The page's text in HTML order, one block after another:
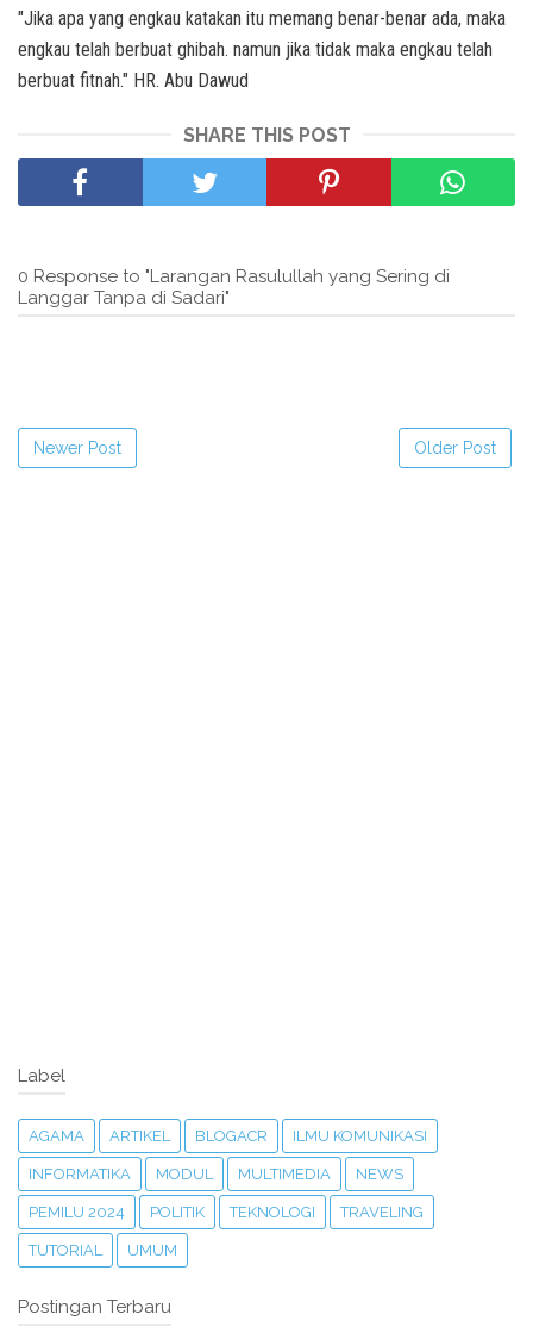
"Jika apa yang engkau katakan itu memang benar-benar ada, maka
engkau telah berbuat ghibah. namun jika tidak maka engkau telah
berbuat fitnah." HR. Abu Dawud
SHARE THIS POST
0 Response to "Larangan Rasulullah yang Sering di
Langgar Tanpa di Sadari"
Newer Post Older Post
Label
AGAMA ARTIKEL BLOGACR ILMU KOMUNIKASI
INFORMATIKA MODUL MULTIMEDIA NEWS
PEMILU 2024 POLITIK TEKNOLOGI TRAVELING
TUTORIAL UMUM
Postingan Terbaru